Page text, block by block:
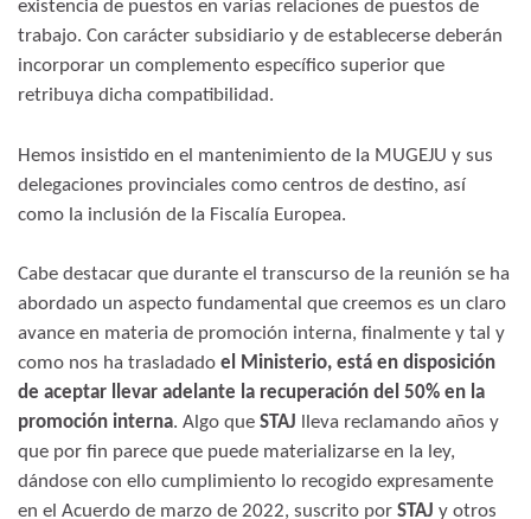
existencia de puestos en varias relaciones de puestos de
trabajo. Con carácter subsidiario y de establecerse deberán
incorporar un complemento específico superior que
retribuya dicha compatibilidad.
Hemos insistido en el mantenimiento de la MUGEJU y sus
delegaciones provinciales como centros de destino, así
como la inclusión de la Fiscalía Europea.
Cabe destacar que durante el transcurso de la reunión se ha
abordado un aspecto fundamental que creemos es un claro
avance en materia de promoción interna, finalmente y tal y
como nos ha trasladado el Ministerio, está en disposición
de aceptar llevar adelante la recuperación del 50% en la
promoción interna. Algo que STAJ lleva reclamando años y
que por fin parece que puede materializarse en la ley,
dándose con ello cumplimiento lo recogido expresamente
en el Acuerdo de marzo de 2022, suscrito por STAJ y otros